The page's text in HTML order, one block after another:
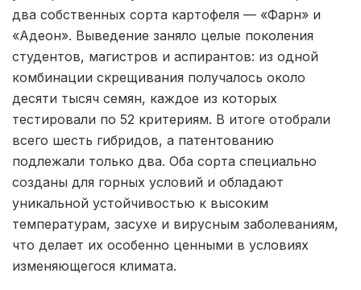
два собственных сорта картофеля — «Фарн» и
«Адеон». Выведение заняло целые поколения
студентов, магистров и аспирантов: из одной
комбинации скрещивания получалось около
десяти тысяч семян, каждое из которых
тестировали по 52 критериям. В итоге отобрали
всего шесть гибридов, а патентованию
подлежали только два. Оба сорта специально
созданы для горных условий и обладают
уникальной устойчивостью к высоким
температурам, засухе и вирусным заболеваниям,
что делает их особенно ценными в условиях
изменяющегося климата.